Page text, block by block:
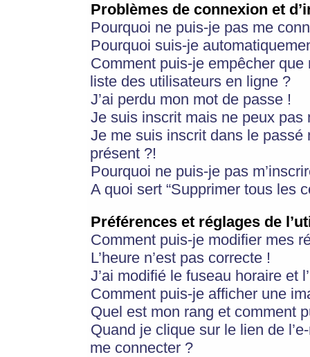
Problèmes de connexion et
Pourquoi ne puis-je pas me
Pourquoi suis-je
Comment puis-je empêcher
liste des utilisateurs en ligne ?
J’ai perdu mon mot de passe !
Je suis inscrit mais ne peux pas
Je me suis inscrit dans le
présent ?!
Pourquoi ne puis-je pas
A quoi sert “Supprimer tous les
Préférences et réglages de
Comment puis-je modifier mes
L’heure n’est pas correcte !
J’ai modifié le fuseau horaire et
Comment puis-je afficher une
Quel est mon rang et comment
Quand je clique sur le lien de
me connecter ?